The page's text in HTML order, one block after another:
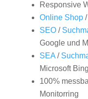
Responsive
Online Shop/
SEO/
Google und
SEA/
Microsoft Bing
100%
Monitorring